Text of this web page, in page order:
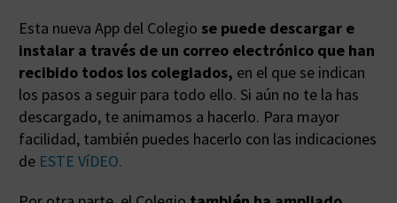
Esta nueva App del Colegio se puede descargar e
instalar a través de un correo electrónico que han
recibido todos los colegiados, en el que se indican
los pasos a seguir para todo ello. Si aún no te la has
descargado, te animamos a hacerlo. Para mayor
facilidad, también puedes hacerlo con las indicaciones
de ESTE VíDEO.